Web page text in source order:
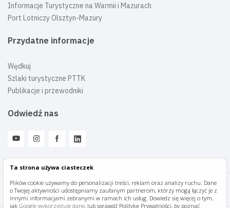
Ta strona używa ciasteczek
Plików cookie używamy do personalizacji treści, reklam oraz analizy ruchu. Dane
o Twojej aktywności udostępniamy zaufanym partnerom, którzy mogą łączyć je z
innymi informacjami zebranymi w ramach ich usług. Dowiedz się więcej o tym,
jak Google wykorzystuje dane, lub sprawdź Politykę Prywatności, by poznać
Informacje Turystyczne na Warmii i Mazurach
Port Lotniczy Olsztyn-Mazury
Przydatne informacje
Wędkuj
Szlaki turystyczne PTTK
Publikacje i przewodniki
Odwiedź nas
Mazury Travel © 2026